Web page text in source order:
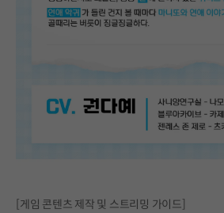
[게임 콘텐츠 제작 및 스트리밍 가이드]